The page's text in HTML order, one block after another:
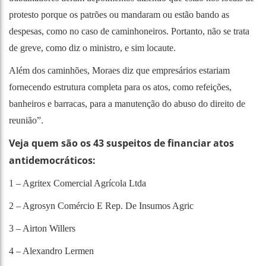
protesto porque os patrões ou mandaram ou estão bando as
despesas, como no caso de caminhoneiros. Portanto, não se trata
de greve, como diz o ministro, e sim locaute.
Além dos caminhões, Moraes diz que empresários estariam
fornecendo estrutura completa para os atos, como refeições,
banheiros e barracas, para a manutenção do abuso do direito de
reunião”.
Veja quem são os 43 suspeitos de financiar atos
antidemocráticos:
1 – Agritex Comercial Agrícola Ltda
2 – Agrosyn Comércio E Rep. De Insumos Agric
3 – Airton Willers
4 – Alexandro Lermen